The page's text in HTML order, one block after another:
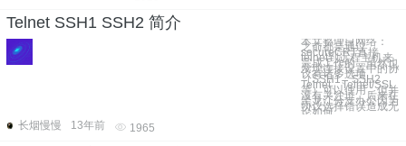
Telnet SSH1 SSH2 简介
本文整理自网络：
之前都是通过
secureCRT直接
telnet到远程主机来
完成工作的，虽然也
发现连接设置中的协
议有诸多选项
（SSH1、SSH2、
Telnet、Telnet/SSL
等）可以使用，但并
没有关注过。后来在
黑龙江分支办公因为
协议选择错误造成无
论如何
长烟慢慢
13年前 1965